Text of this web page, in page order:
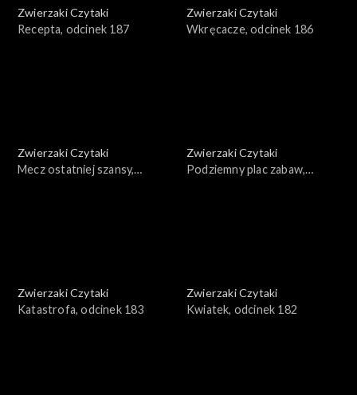
Zwierzaki Czytaki
Recepta, odcinek 187
Zwierzaki Czytaki
Wkręcacze, odcinek 186
Zwierzaki Czytaki
Mecz ostatniej szansy,
Zwierzaki Czytaki
Podziemny plac zabaw,
Zwierzaki Czytaki
Katastrofa, odcinek 183
Zwierzaki Czytaki
Kwiatek, odcinek 182